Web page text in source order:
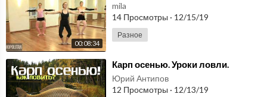
00:08:34
mila
14 Просмотры · 12/15/19
Разное
⁣Карп осенью. Уроки ловли.
Юрий Антипов
12 Просмотры · 12/13/19